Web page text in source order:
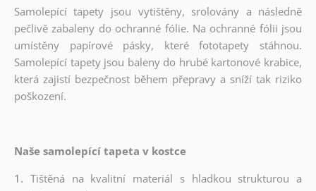
Samolepící tapety jsou vytištěny, srolovány a následně
pečlivě zabaleny do ochranné fólie. Na ochranné fólii jsou
umístěny papírové pásky, které fototapety stáhnou.
Samolepící tapety jsou baleny do hrubé kartonové krabice,
která zajistí bezpečnost během přepravy a sníží tak riziko
poškození.
Naše samolepící tapeta v kostce
1. Tištěná na kvalitní materiál s hladkou strukturou a